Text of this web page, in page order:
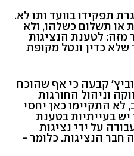
תפקידו בוועד ותו לא.
או תשלום כשלהו, ולא
מזה: לטענת הנציגות
כדין ונטל מקופת
קבעה כי אף שהוכח
וניהול החורגות
לא התקיימו כאן יחסי
בעייתיות בטענת
על ידי נציגות
חבר הנציגות. כלומר -